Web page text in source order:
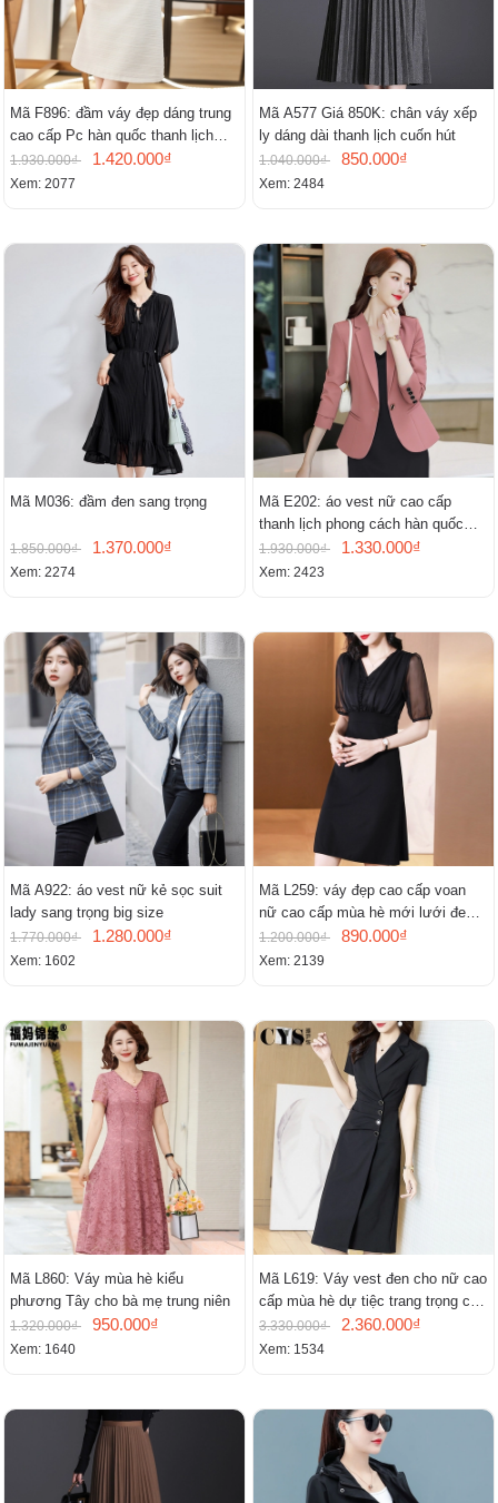
Mã F896: đầm váy đẹp dáng trung
cao cấp Pc hàn quốc thanh lịch
mới
1.930.000₫ 1.420.000₫
Xem: 2077
Mã A577 Giá 850K: chân váy xếp
ly dáng dài thanh lịch cuốn hút
1.040.000₫ 850.000₫
Xem: 2484
Mã M036: đầm đen sang trọng
1.850.000₫ 1.370.000₫
Xem: 2274
Mã E202: áo vest nữ cao cấp
thanh lịch phong cách hàn quốc
mới
1.930.000₫ 1.330.000₫
Xem: 2423
Mã A922: áo vest nữ kẻ sọc suit
lady sang trọng big size
1.770.000₫ 1.280.000₫
Xem: 1602
Mã L259: váy đẹp cao cấp voan
nữ cao cấp mùa hè mới lưới đen
cao cấp khí chất nhỏ tay ngắn
1.200.000₫ 890.000₫
Xem: 2139
Mã L860: Váy mùa hè kiểu
phương Tây cho bà mẹ trung niên
1.320.000₫ 950.000₫
Xem: 1640
Mã L619: Váy vest đen cho nữ cao
cấp mùa hè dự tiệc trang trọng cao
cấp
3.330.000₫ 2.360.000₫
Xem: 1534